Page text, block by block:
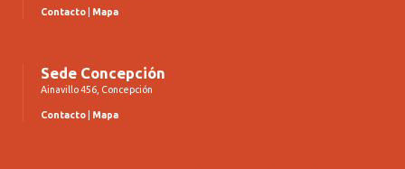
Contacto Mapa
Sede Concepción
Ainavillo 456, Concepción
Contacto Mapa